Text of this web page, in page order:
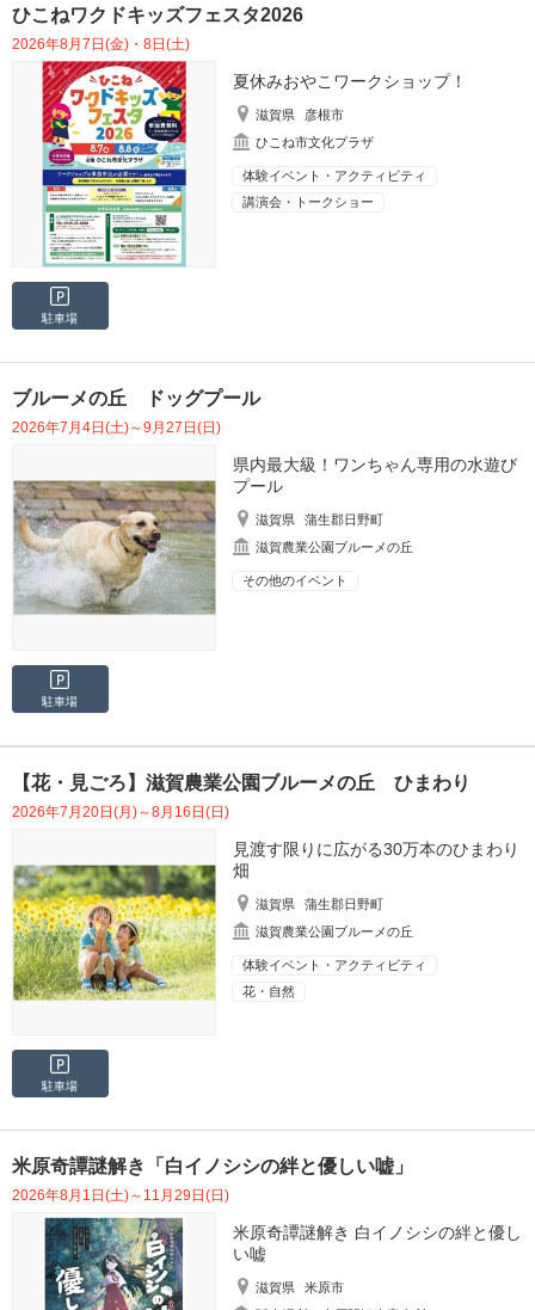
ひこねワクドキッズフェスタ2026
2026年8月7日(金)・8日(土)
夏休みおやこワークショップ！
滋賀県
彦根市
ひこね市文化プラザ
体験イベント・アクティビティ
講演会・トークショー
駐車場
ブルーメの丘 ドッグプール
2026年7月4日(土)～9月27日(日)
県内最大級！ワンちゃん専用の水遊び
プール
滋賀県
蒲生郡日野町
滋賀農業公園ブルーメの丘
その他のイベント
駐車場
【花・見ごろ】滋賀農業公園ブルーメの丘 ひまわり
2026年7月20日(月)～8月16日(日)
見渡す限りに広がる30万本のひまわり
畑
滋賀県
蒲生郡日野町
滋賀農業公園ブルーメの丘
体験イベント・アクティビティ
花・自然
駐車場
米原奇譚謎解き「白イノシシの絆と優しい嘘」
2026年8月1日(土)～11月29日(日)
米原奇譚謎解き 白イノシシの絆と優し
い嘘
滋賀県
米原市